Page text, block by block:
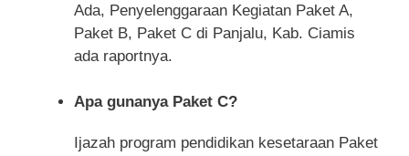
Ada, Penyelenggaraan Kegiatan Paket A,
Paket B, Paket C di Panjalu, Kab. Ciamis
ada raportnya.
Apa gunanya Paket C?
Ijazah program pendidikan kesetaraan Paket